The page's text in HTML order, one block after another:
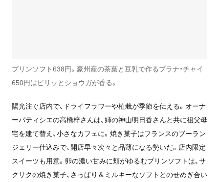
プリンソフト638円。豪州産の茶葉と豆乳で作るプラナ・チャイ
650円はピリッとショウガが香る。
陽光注ぐ店内で、ドライフラワーや植栽が季節を伝える。オーナ
ーパティシエの高橋梓さんは、姉の神山明日香さんと共に祖父母
宅を建て替え、小さなカフェに。焼き菓子はフランスのブーラン
ジェリー仕込みで、開店早々次々と品薄になる勢いだ。店内限定
スイーツも用意。卵の濃い甘みに頬がゆるむプリンソフトは、サ
クサクの焼き菓子、さっぱり＆ミルキーなソフトとのせめぎ合い